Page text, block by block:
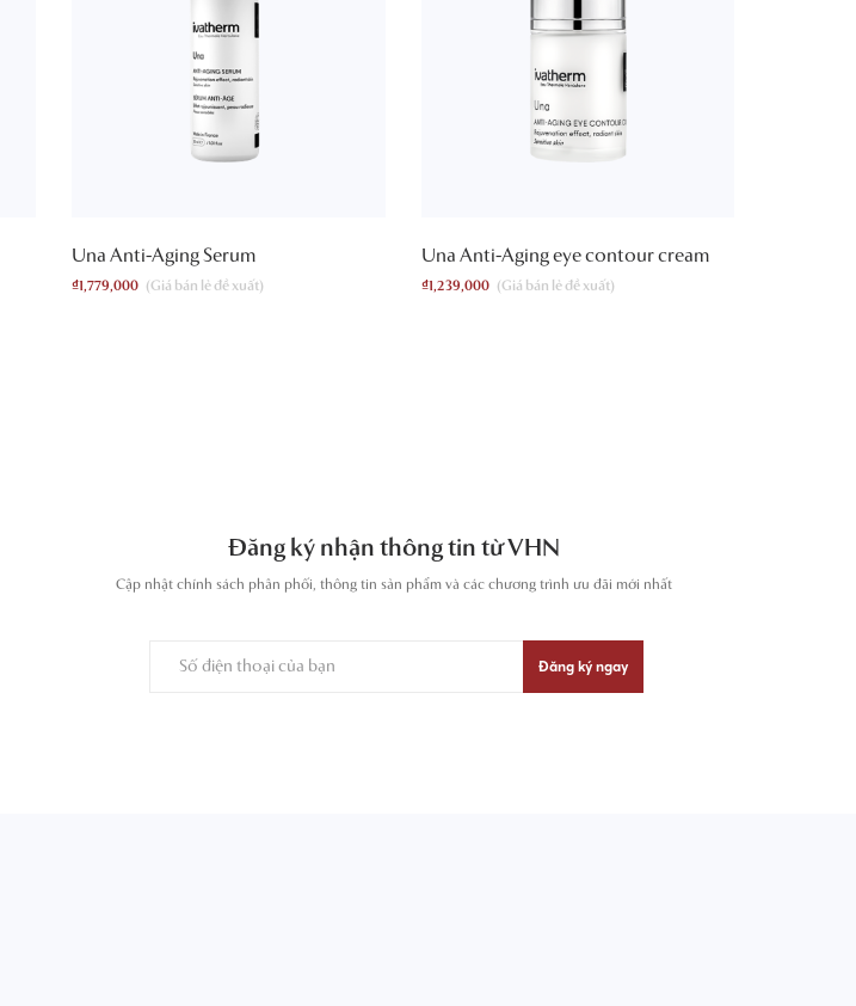
Una Anti-Aging Serum
₫1,779,000
Una Anti-Aging eye contour cream
₫1,239,000
Đăng ký nhận thông tin từ VHN
Cập nhật chính sách phân phối, thông tin sản phẩm và các chương trình ưu đãi mới nhất
Đăng ký ngay